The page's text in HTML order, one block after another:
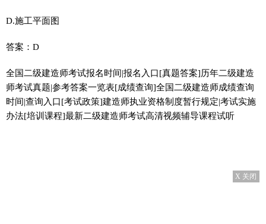
D.施工平面图
答案：D
全国二级建造师考试报名时间|报名入口[真题答案]历年二级建造
师考试真题|参考答案一览表[成绩查询]全国二级建造师成绩查询
时间|查询入口[考试政策]建造师执业资格制度暂行规定|考试实施
办法[培训课程]最新二级建造师考试高清视频辅导课程试听
X 关闭